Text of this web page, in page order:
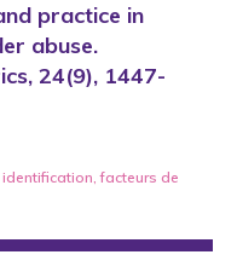
practice in
abuse.
24(9), 1447-
,facteurs de